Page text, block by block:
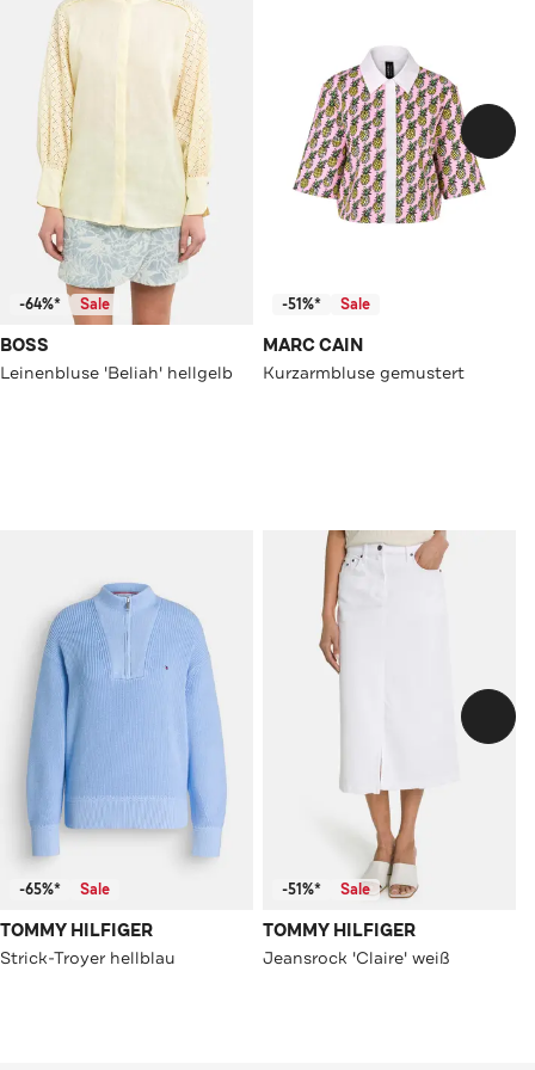
-64%* Sale
BOSS
Leinenbluse 'Beliah' hellgelb
-51%* Sale
MARC CAIN
Kurzarmbluse gemustert
-65%* Sale
TOMMY HILFIGER
Strick-Troyer hellblau
-51%* Sale
TOMMY HILFIGER
Jeansrock 'Claire' weiß